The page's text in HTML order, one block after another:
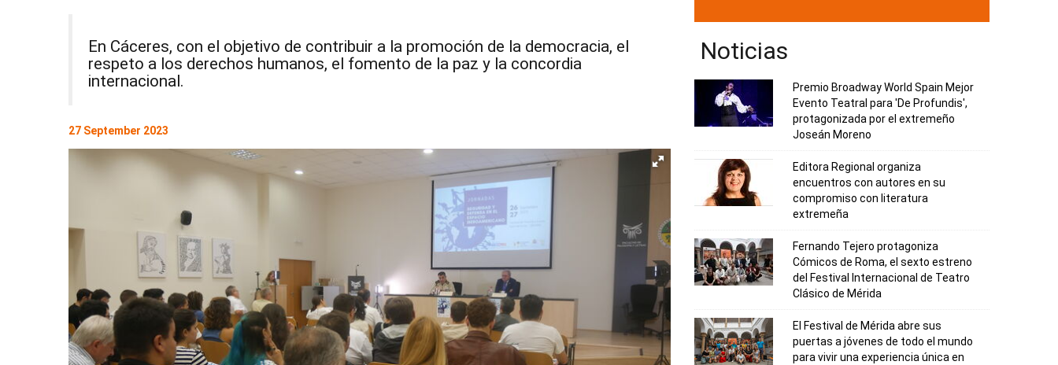
En Cáceres, con el objetivo de contribuir a la promoción de la democracia, el
respeto a los derechos humanos, el fomento de la paz y la concordia
internacional.
27 September 2023
Noticias
Premio Broadway World Spain Mejor
Evento Teatral para 'De Profundis',
protagonizada por el extremeño
Joseán Moreno
Editora Regional organiza
encuentros con autores en su
compromiso con literatura
extremeña
Fernando Tejero protagoniza
Cómicos de Roma, el sexto estreno
del Festival Internacional de Teatro
Clásico de Mérida
El Festival de Mérida abre sus
puertas a jóvenes de todo el mundo
para vivir una experiencia única en